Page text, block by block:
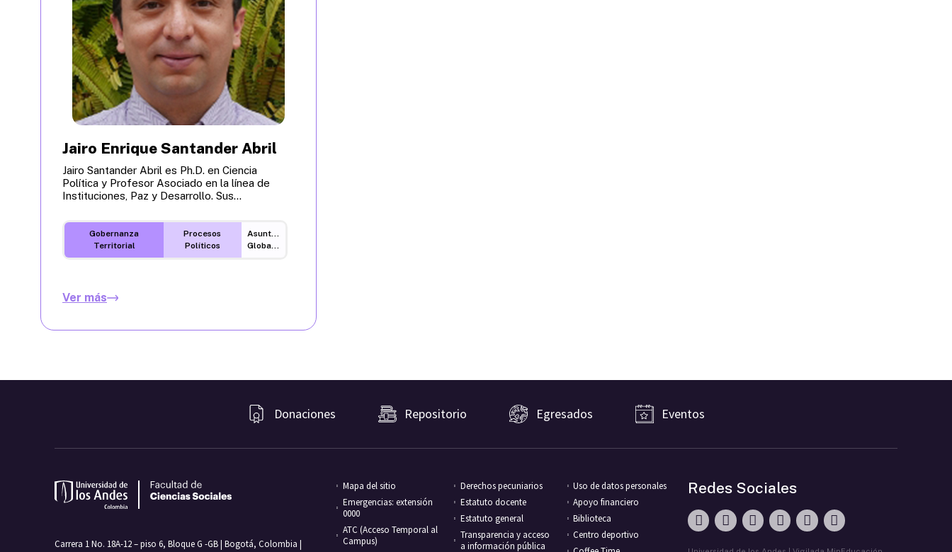
Jairo Enrique Santander Abril
Jairo Santander Abril es Ph.D. en Ciencia
Política y Profesor Asociado en la línea de
Instituciones, Paz y Desarrollo. Sus...
Gobernanza
Territorial
Procesos
Políticos
Asuntos
Globales
Ver más
Donaciones Repositorio Egresados Eventos
Carrera 1 No. 18A-12 – piso 6, Bloque G -GB | Bogotá, Colombia |
Mapa del sitio
Emergencias: extensión
0000
ATC (Acceso Temporal al
Campus)
Derechos pecuniarios
Estatuto docente
Estatuto general
Transparencia y acceso
a información pública
Uso de datos personales
Apoyo financiero
Biblioteca
Centro deportivo
Redes Sociales